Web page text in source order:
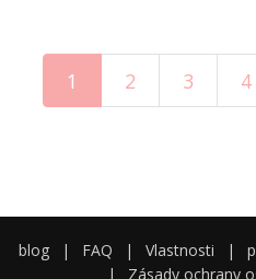
1 2 3 4
blog | FAQ | Vlastnosti |
|
Zásady ochrany